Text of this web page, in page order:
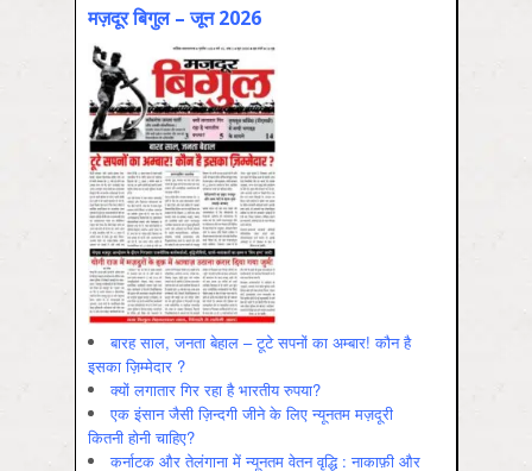
मज़दूर बिगुल – जून 2026
बारह साल, जनता बेहाल – टूटे सपनों का अम्बार! कौन है
इसका ज़िम्मेदार ?
क्यों लगातार गिर रहा है भारतीय रुपया?
एक इंसान जैसी ज़िन्दगी जीने के लिए न्यूनतम मज़दूरी
कितनी होनी चाहिए?
कर्नाटक और तेलंगाना में न्यूनतम वेतन वृद्धि : नाकाफ़ी और